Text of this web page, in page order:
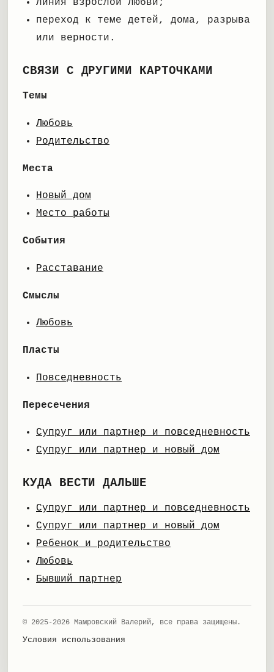
линия взрослой любви;
переход к теме детей, дома, разрыва
или верности.
СВЯЗИ С ДРУГИМИ КАРТОЧКАМИ
Темы
Любовь
Родительство
Места
Новый дом
Место работы
События
Расставание
Смыслы
Любовь
Пласты
Повседневность
Пересечения
Супруг или партнер и повседневность
Супруг или партнер и новый дом
КУДА ВЕСТИ ДАЛЬШЕ
Супруг или партнер и повседневность
Супруг или партнер и новый дом
Ребенок и родительство
Любовь
Бывший партнер
© 2025-2026 Мамровский Валерий, все права защищены.
Условия использования